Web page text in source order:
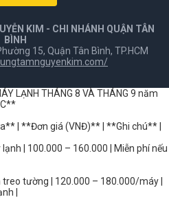
KIM - CHI NHÁNH QUẬN TÂN
BÌNH
15, Quận Tân Bình, TP.HCM
LẠNH THÁNG 8 VÀ THÁNG 9 năm
| **Đơn giá (VNĐ)** | **Ghi chú** |
lạnh | 100.000 – 160.000 | Miễn phí nếu
treo tường | 120.000 – 180.000/máy |
|